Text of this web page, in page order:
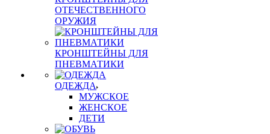
ОТЕЧЕСТВЕННОГО
ОРУЖИЯ
КРОНШТЕЙНЫ ДЛЯ
ПНЕВМАТИКИ
ОДЕЖДА
МУЖСКОЕ
ЖЕНСКОЕ
ДЕТИ